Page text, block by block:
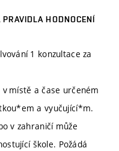
HODNOCENÍ
1 konzultace za
v místě a čase určeném
a vyučující*m.
v zahraničí může
škole. Požádá